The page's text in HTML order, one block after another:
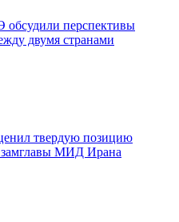
перспективы
двумя странами
твердую позицию
замглавы МИД Ирана